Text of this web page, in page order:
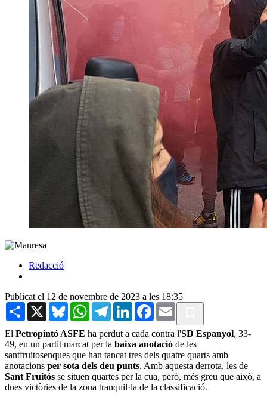
Redacció
Publicat el 12 de novembre de 2023 a les 18:35
Share X BlueskyWhatsAppTelegramLinkedInFacebook
Email
El Petropintó ASFE ha perdut a cada contra l'SD Espanyol, 33-
49, en un partit marcat per la baixa anotació de les
santfruitosenques que han tancat tres dels quatre quarts amb
anotacions per sota dels deu punts. Amb aquesta derrota, les de
Sant Fruitós se situen quartes per la cua, però, més greu que això, a
dues victòries de la zona tranquil·la de la classificació.